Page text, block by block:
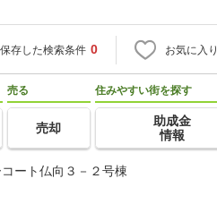
保存した検索条件 0 お気に入り
売る
売却
住みやすい街を探す
助成金
情報
コート仏向３－２号棟